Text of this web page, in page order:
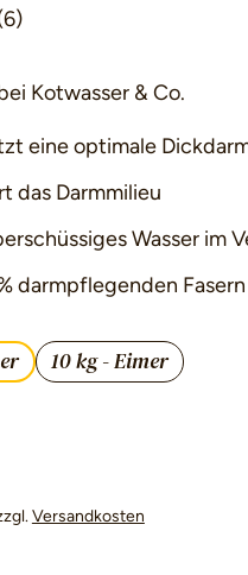
Bewertung von 5 von 5
Kotwasser & Co.
eine optimale
das Darmmilieu
Wasser im
darmpflegenden
10 kg - Eimer
Versandkosten